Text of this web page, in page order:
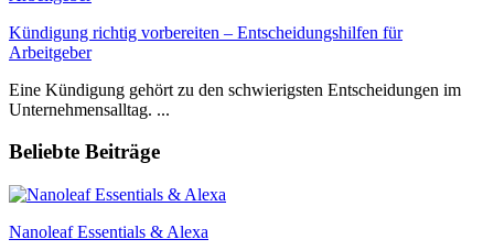
Kündigung richtig vorbereiten – Entscheidungshilfen für
Arbeitgeber
Eine Kündigung gehört zu den schwierigsten Entscheidungen im
Unternehmensalltag. ...
Beliebte Beiträge
Nanoleaf Essentials & Alexa